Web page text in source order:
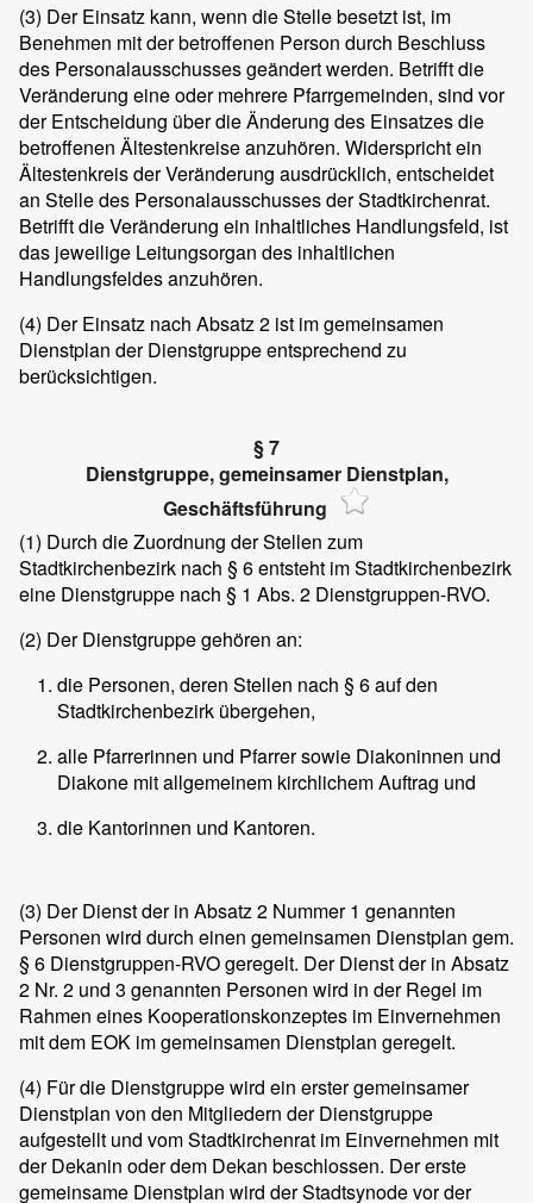
(3) Der Einsatz kann, wenn die Stelle besetzt ist, im
Benehmen mit der betroffenen Person durch Beschluss
des Personalausschusses geändert werden. Betrifft die
Veränderung eine oder mehrere Pfarrgemeinden, sind vor
der Entscheidung über die Änderung des Einsatzes die
betroffenen Ältestenkreise anzuhören. Widerspricht ein
Ältestenkreis der Veränderung ausdrücklich, entscheidet
an Stelle des Personalausschusses der Stadtkirchenrat.
Betrifft die Veränderung ein inhaltliches Handlungsfeld, ist
das jeweilige Leitungsorgan des inhaltlichen
Handlungsfeldes anzuhören.
(4) Der Einsatz nach Absatz 2 ist im gemeinsamen
Dienstplan der Dienstgruppe entsprechend zu
berücksichtigen.
§ 7
Dienstgruppe, gemeinsamer Dienstplan,
Geschäftsführung
(1) Durch die Zuordnung der Stellen zum
Stadtkirchenbezirk nach § 6 entsteht im Stadtkirchenbezirk
eine Dienstgruppe nach § 1 Abs. 2 Dienstgruppen-RVO.
(2) Der Dienstgruppe gehören an:
die Personen, deren Stellen nach § 6 auf den
Stadtkirchenbezirk übergehen,
alle Pfarrerinnen und Pfarrer sowie Diakoninnen und
Diakone mit allgemeinem kirchlichem Auftrag und
die Kantorinnen und Kantoren.
(3) Der Dienst der in Absatz 2 Nummer 1 genannten
Personen wird durch einen gemeinsamen Dienstplan gem.
§ 6 Dienstgruppen-RVO geregelt. Der Dienst der in Absatz
2 Nr. 2 und 3 genannten Personen wird in der Regel im
Rahmen eines Kooperationskonzeptes im Einvernehmen
mit dem EOK im gemeinsamen Dienstplan geregelt.
(4) Für die Dienstgruppe wird ein erster gemeinsamer
Dienstplan von den Mitgliedern der Dienstgruppe
aufgestellt und vom Stadtkirchenrat im Einvernehmen mit
der Dekanin oder dem Dekan beschlossen. Der erste
gemeinsame Dienstplan wird der Stadtsynode vor der